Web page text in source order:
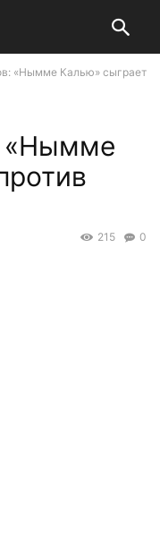
«Нымме Калью» сыграет
«Нымме
0
215